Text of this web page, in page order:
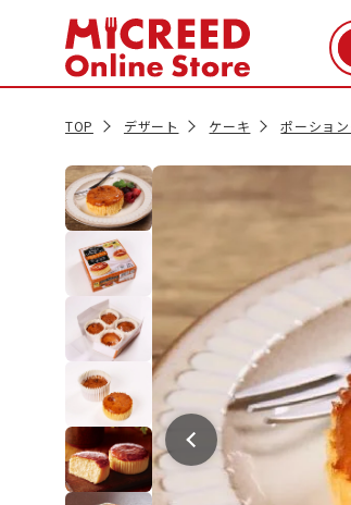
TOP デザート ケーキ ポーショ